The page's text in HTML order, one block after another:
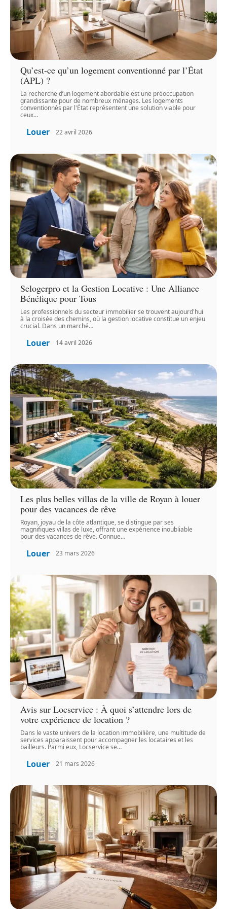
Qu’est-ce qu’un logement conventionné par l’État
(APL) ?
La recherche d’un logement abordable est une préoccupation
grandissante pour de nombreux ménages. Les logements
conventionnés par l'État représentent une solution viable pour
ceux…
Louer 22 avril 2026
Selogerpro et la Gestion Locative : Une Alliance
Bénéfique pour Tous
Les professionnels du secteur immobilier se trouvent aujourd'hui
à la croisée des chemins, où la gestion locative constitue un enjeu
crucial. Dans un marché…
Louer 14 avril 2026
Les plus belles villas de la ville de Royan à louer
pour des vacances de rêve
Royan, joyau de la côte atlantique, se distingue par ses
magnifiques villas de luxe, offrant une expérience inoubliable
pour des vacances de rêve. Connue…
Louer 23 mars 2026
Avis sur Locservice : À quoi s’attendre lors de
votre expérience de location ?
Dans le vaste univers de la location immobilière, une multitude de
services apparaissent pour accompagner les locataires et les
bailleurs. Parmi eux, Locservice se…
Louer 21 mars 2026